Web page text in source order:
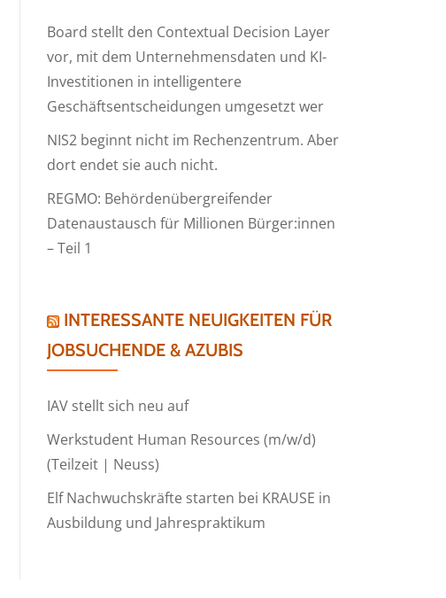
Board stellt den Contextual Decision Layer
vor, mit dem Unternehmensdaten und KI-
Investitionen in intelligentere
Geschäftsentscheidungen umgesetzt wer
NIS2 beginnt nicht im Rechenzentrum. Aber
dort endet sie auch nicht.
REGMO: Behördenübergreifender
Datenaustausch für Millionen Bürger:innen
– Teil 1
INTERESSANTE NEUIGKEITEN FÜR
JOBSUCHENDE & AZUBIS
IAV stellt sich neu auf
Werkstudent Human Resources (m/w/d)
(Teilzeit | Neuss)
Elf Nachwuchskräfte starten bei KRAUSE in
Ausbildung und Jahrespraktikum